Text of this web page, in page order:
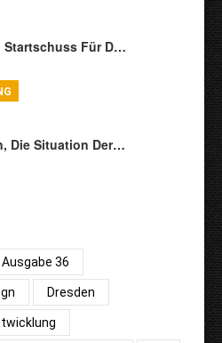
Startschuss Für D…
Die Situation Der…
Ausgabe 36
Dresden